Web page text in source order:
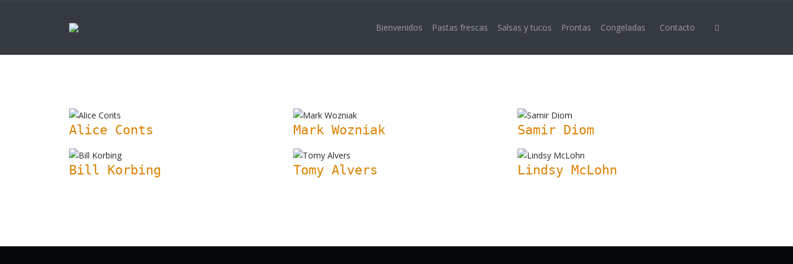
Bienvenidos Pastas frescas Salsas y tucos Prontas Congeladas Contacto
Alice Conts Mark Wozniak Samir Diom
Bill Korbing Tomy Alvers Lindsy McLohn